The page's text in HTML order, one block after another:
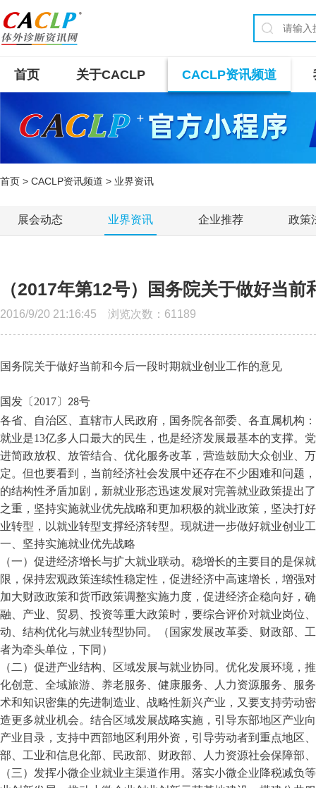
首页 关于CACLP CACLP资讯频道
首页 > CACLP资讯频道 > 业界资讯
展会动态 业界资讯 企业推荐 政策
（2017年第12号）国务院关于做好当
2016/9/20 21:16:45 浏览次数： 61189
国务院关于做好当前和今后一段时期就业创业工作的意见
国发〔 2017〕 28号
各省、自治区、直辖市人民政府，国务院各部委、各直属机构：
就业是13亿多人口最大的民生，也是经济发展最基本的支撑。
进简政放权、放管结合、优化服务改革，营造鼓励大众创业、
定。但也要看到，当前经济社会发展中还存在不少困难和问题
的结构性矛盾加剧，新就业形态迅速发展对完善就业政策提出
之重，坚持实施就业优先战略和更加积极的就业政策，坚决打
业转型，以就业转型支撑经济转型。现就进一步做好就业创业
一、坚持实施就业优先战略
（一）促进经济增长与扩大就业联动。稳增长的主要目的是
限，保持宏观政策连续性稳定性，促进经济中高速增长，增强
加大财政政策和货币政策调整实施力度，促进经济企稳向好，
融、产业、贸易、投资等重大政策时，要综合评价对就业岗位
动、结构优化与就业转型协同。（国家发展改革委、财政部、
者为牵头单位，下同）
（二）促进产业结构、区域发展与就业协同。优化发展环境
化创意、全域旅游、养老服务、健康服务、人力资源服务、服
术和知识密集的先进制造业、战略性新兴产业，又要支持劳动
造更多就业机会。结合区域发展战略实施，引导东部地区产业
产业目录，支持中西部地区利用外资，引导劳动者到重点地区
部、工业和信息化部、民政部、财政部、人力资源社会保障部
（三）发挥小微企业就业主渠道作用。落实小微企业降税减